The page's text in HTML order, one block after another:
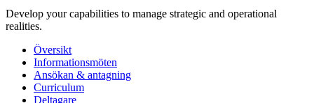
Develop your capabilities to manage strategic and operational
realities.
Översikt
Informationsmöten
Ansökan & antagning
Curriculum
Deltagare